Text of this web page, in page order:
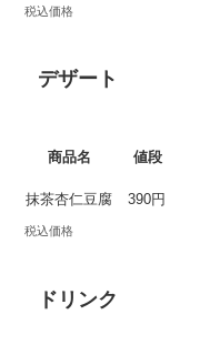
税込価格
デザート
商品名 値段
抹茶杏仁豆腐 390円
税込価格
ドリンク